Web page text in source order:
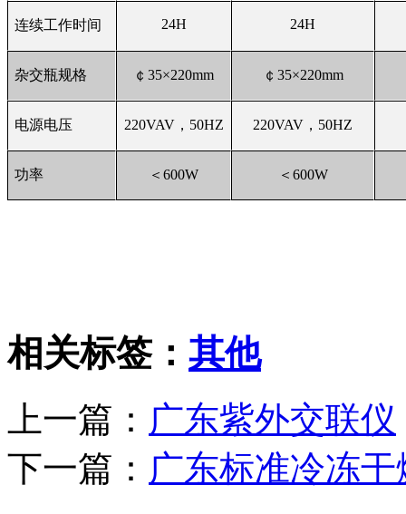
连续工作时间 24H 24H
杂交瓶规格 ￠35×220mm ￠35×220mm
电源电压 220VAV，50HZ 220VAV ，50HZ
功率 ＜600W ＜600W
相关标签： 其他
上一篇： 广东紫外交联仪
下一篇： 广东标准冷冻干